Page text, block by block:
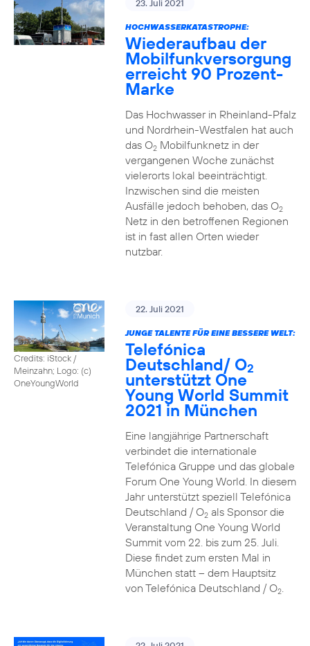
23. Juli 2021
HOCHWASSERKATASTROPHE:
Wiederaufbau der
Mobilfunkversorgung
erreicht 90 Prozent-
Marke
Das Hochwasser in Rheinland-Pfalz
und Nordrhein-Westfalen hat auch
das O2Mobilfunknetz in der
vergangenen Woche zunächst
vielerorts lokal beeinträchtigt.
Inzwischen sind die meisten
Ausfälle jedoch behoben, das O2
Netz in den betroffenen Regionen
ist in fast allen Orten wieder
nutzbar.
Credits: iStock /
Meinzahn; Logo: (c)
OneYoungWorld
22. Juli 2021
JUNGE TALENTE FÜR EINE BESSERE WELT:
Telefónica
Deutschland/ O2
unterstützt One
Young World Summit
2021 in München
Eine langjährige Partnerschaft
verbindet die internationale
Telefónica Gruppe und das globale
Forum One Young World. In diesem
Jahr unterstützt speziell Telefónica
Deutschland / O2als Sponsor die
Veranstaltung One Young World
Summit vom 22. bis zum 25. Juli.
Diese findet zum ersten Mal in
München statt – dem Hauptsitz
von Telefónica Deutschland / O2.